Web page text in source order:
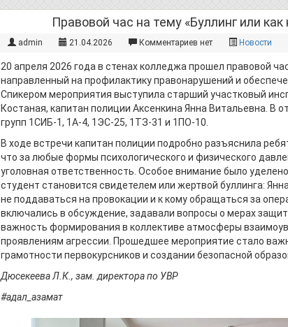
Правовой час на тему «Буллинг или как
admin 21.04.2026 Комментариев нет Новости
20 апреля 2026 года в стенах колледжа прошел правовой
направленный на профилактику правонарушений и
Спикером мероприятия выступила старший участковый
Костаная, капитан полиции Аксенкина Янна Витальевна. В
групп 1СИБ-1, 1А-4, 1ЭС-25, 1ТЗ-31 и 1ПО-10.
В ходе встречи капитан полиции подробно разъяснила
что за любые формы психологического и физического
уголовная ответственность. Особое внимание было
студент становится свидетелем или жертвой буллинга:
не поддаваться на провокации и к кому обращаться за
включались в обсуждение, задавали вопросы о мерах
важность формирования в коллективе атмосферы
проявлениям агрессии. Прошедшее мероприятие стало
грамотности первокурсников и создании безопасной
Дюсекеева Л.К., зам. директора по УВР
#адал_азамат